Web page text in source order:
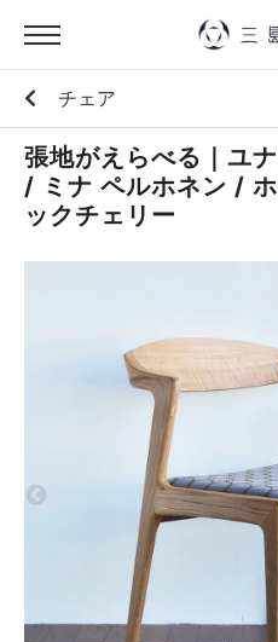
カテゴリー
ブランドから探す
問い合わせ
お買い物ガイド
ポイントについて
配送料について
ラッピングについて
メールマガジン
Instagram
チェア
張地がえらべる｜ユ
/ ミナ ペルホネン /
ックチェリー